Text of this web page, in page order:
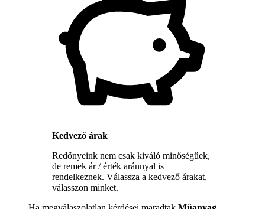
Kedvező árak
Redőnyeink nem csak kiváló minőségűek,
de remek ár / érték aránnyal is
rendelkeznek. Válassza a kedvező árakat,
válasszon minket.